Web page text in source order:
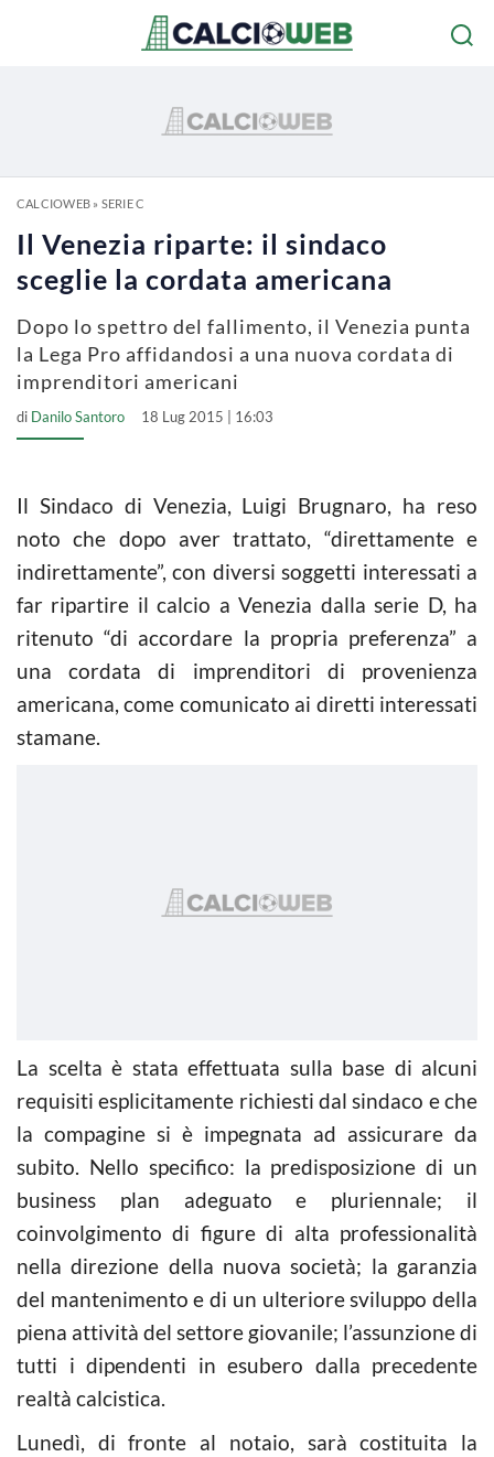
CALCIOWEB» SERIE C
Il Venezia riparte: il sindaco
sceglie la cordata americana
Dopo lo spettro del fallimento, il Venezia punta
la Lega Pro affidandosi a una nuova cordata di
imprenditori americani
di Danilo Santoro 18 Lug 2015 | 16:03
Il Sindaco di Venezia, Luigi Brugnaro, ha reso
noto che dopo aver trattato, “direttamente e
indirettamente”, con diversi soggetti interessati a
far ripartire il calcio a Venezia dalla serie D, ha
ritenuto “di accordare la propria preferenza” a
una cordata di imprenditori di provenienza
americana, come comunicato ai diretti interessati
stamane.
La scelta è stata effettuata sulla base di alcuni
requisiti esplicitamente richiesti dal sindaco e che
la compagine si è impegnata ad assicurare da
subito. Nello specifico: la predisposizione di un
business plan adeguato e pluriennale; il
coinvolgimento di figure di alta professionalità
nella direzione della nuova società; la garanzia
del mantenimento e di un ulteriore sviluppo della
piena attività del settore giovanile; l’assunzione di
tutti i dipendenti in esubero dalla precedente
realtà calcistica.
Lunedì, di fronte al notaio, sarà costituita la